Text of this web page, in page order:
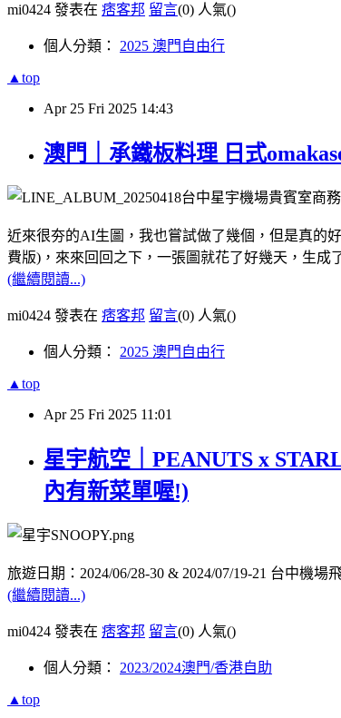
mi0424 發表在 痞客邦 留言(0) 人氣()
個人分類： 2025 澳門自由行
▲top
Apr 25 Fri 2025 14:43
澳門｜承鐵板料理 日式
近來很夯的AI生圖，我也嘗試做了幾個，但是真的
費版)，來來回回之下，一張圖就花了好幾天，生
(繼續閱讀...)
mi0424 發表在 痞客邦 留言(0) 人氣()
個人分類： 2025 澳門自由行
▲top
Apr 25 Fri 2025 11:01
星宇航空｜PEANUTS x
內有新菜單喔!)
旅遊日期：2024/06/28-30 & 2024/07/19-21 台中機
(繼續閱讀...)
mi0424 發表在 痞客邦 留言(0) 人氣()
個人分類： 2023/2024澳門/香港自助
▲top